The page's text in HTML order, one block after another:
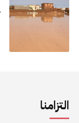
التزامنا